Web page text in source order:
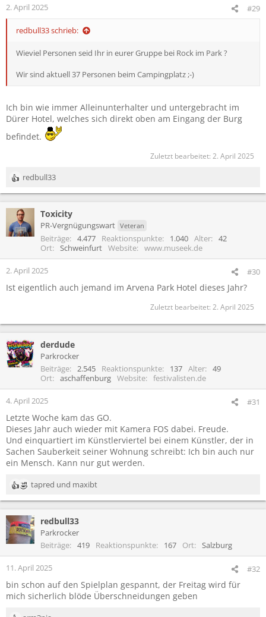
2. April 2025 #29
redbull33 schrieb:
Wieviel Personen seid Ihr in eurer Gruppe bei Rock im Park ?
Wir sind aktuell 37 Personen beim Campingplatz ;-)
Ich bin wie immer Alleinunterhalter und untergebracht im
Dürer Hotel, welches sich direkt oben am Eingang der Burg
befindet.
Zuletzt bearbeitet: 2. April 2025
R
e
t
i
n
:
redbull33
Toxicity
PR-Vergnügungswart Veteran
Beiträge 4.477 Reaktionspunkte 1.040 Alter
42
Ort
Schweinfurt Website www.museek.de
2. April 2025 #30
Ist eigentlich auch jemand im Arvena Park Hotel dieses Jahr?
Zuletzt bearbeitet: 2. April 2025
derdude
Parkrocker
Beiträge
2.545 Reaktionspunkte 137 Alter
49
Ort
aschaffenburg Website festivalisten.de
4. April 2025 #31
Letzte Woche kam das GO.
Dieses Jahr auch wieder mit Kamera FOS dabei. Freude.
Und einquartiert im Künstlerviertel bei einem Künstler, der in
Sachen Sauberkeit seiner Wohnung schreibt: Ich bin auch nur
ein Mensch. Kann nur gut werden.
R
e
k
t
i
n
n
:
tapred und maxibt
redbull33
Parkrocker
Beiträge
419 Reaktionspunkte 167 Ort Salzburg
11. April 2025 #32
bin schon auf den Spielplan gespannt, der Freitag wird für
mich sicherlich blöde Überschneidungen geben